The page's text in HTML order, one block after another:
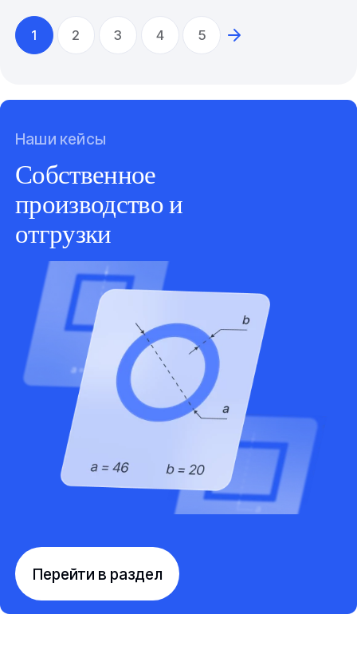
1 2 3 4 5
Наши кейсы
Собственное
производство и
отгрузки
Перейти в раздел